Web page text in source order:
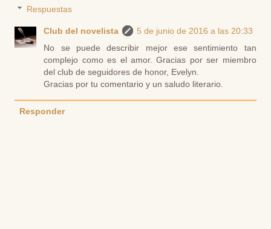
Respuestas
Club del novelista
5 de junio de 2016 a las 20:33
No se puede describir mejor ese sentimiento tan
complejo como es el amor. Gracias por ser miembro
del club de seguidores de honor, Evelyn.
Gracias por tu comentario y un saludo literario.
Responder